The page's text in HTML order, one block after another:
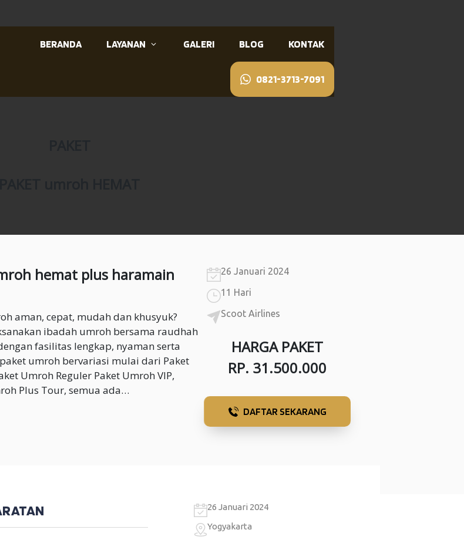
BERANDA LAYANAN GALERI BLOG KONTAK
0821-3713-7091
hemat plus haramain
aman, cepat, mudah dan khusyuk?
ibadah umroh bersama raudhah
fasilitas lengkap, nyaman serta
umroh bervariasi mulai dari Paket
Umroh Reguler Paket Umroh VIP,
Plus Tour, semua ada…
26 Januari 2024
11 Hari
Scoot Airlines
HARGA PAKET
RP. 31.500.000
DAFTAR SEKARANG
26 Januari 2024
Yogyakarta